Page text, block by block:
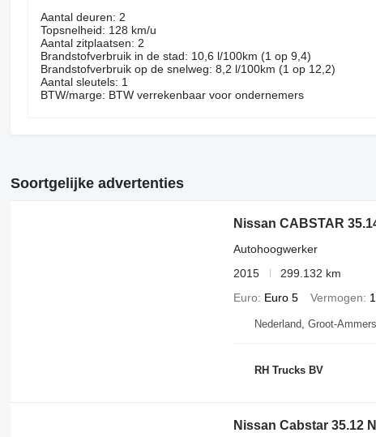
Aantal deuren: 2
Topsnelheid: 128 km/u
Aantal zitplaatsen: 2
Brandstofverbruik in de stad: 10,6 l/100km (1 op 9,4)
Brandstofverbruik op de snelweg: 8,2 l/100km (1 op 12,2)
Aantal sleutels: 1
BTW/marge: BTW verrekenbaar voor ondernemers
Soortgelijke advertenties
Nissan CABSTAR
Autohoogwerker
2015
299.132 km
Euro
Euro 5 Vermogen
Nederland, Groot-Ammers
RH Trucks BV
Nissan Cabstar 35.12